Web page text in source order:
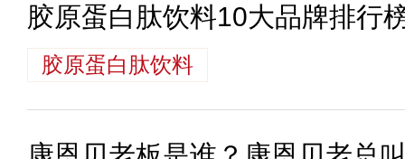
胶原蛋白肽饮料10大品牌排行
胶原蛋白肽饮料